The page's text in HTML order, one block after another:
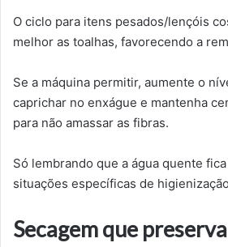
O ciclo para itens pesados/lençóis
melhor as toalhas, favorecendo a
Se a máquina permitir, aumente o
caprichar no enxágue e mantenha
para não amassar as fibras.
Só lembrando que a água quente
situações específicas de
Secagem que